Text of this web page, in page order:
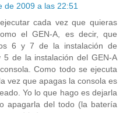
de 2009 a las 22:51
cada vez que quieras
el GEN-A, es decir, que
6 y 7 de la instalación de
de la instalación del GEN-A
Como todo se ejecuta
vez que apagas la consola es
Yo lo que hago es dejarla
apagarla del todo (la batería